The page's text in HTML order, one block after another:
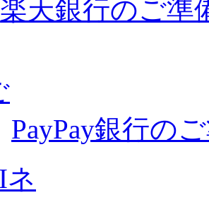
楽天銀行のご準
PayPay銀行の